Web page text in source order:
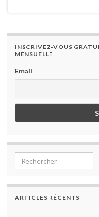
INSCRIVEZ-VOUS
MENSUELLE
Email
Search for:
ARTICLES RÉCENTS